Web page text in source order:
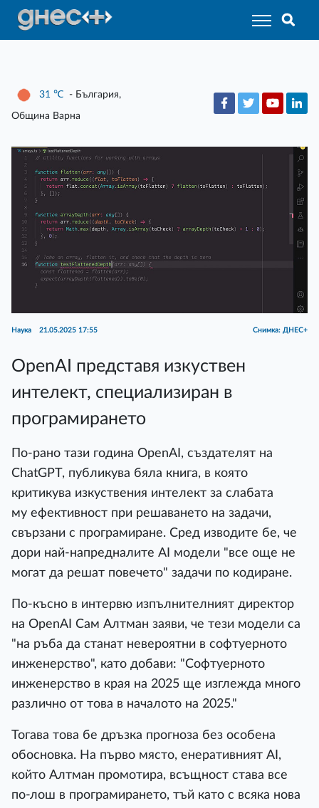
31 ℃ - България,
Община Варна
Наука 21.05.2025 17:55 Снимка: ДНЕС+
OpenAI представя изкуствен
интелект, специализиран в
програмирането
По-рано тази година OpenAI, създателят на
ChatGPT, публикува бяла книга, в която
критикува изкуствения интелект за слабата
му ефективност при решаването на задачи,
свързани с програмиране. Сред изводите бе, че
дори най-напредналите AI модели "все още не
могат да решат повечето" задачи по кодиране.
По-късно в интервю изпълнителният директор
на OpenAI Сам Алтман заяви, че тези модели са
"на ръба да станат невероятни в софтуерното
инженерство", като добави: "Софтуерното
инженерство в края на 2025 ще изглежда много
различно от това в началото на 2025."
Тогава това бе дръзка прогноза без особена
обосновка. На първо място, енеративният AI,
който Алтман промотира, всъщност става все
по-лош в програмирането, тъй като с всяка нова